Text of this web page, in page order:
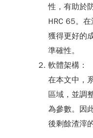
性，有助於
HRC 65。
獲得更好的
準確性。
軟體架構：
在本文中，
區域，並調
為參數。因
後剩餘渣滓